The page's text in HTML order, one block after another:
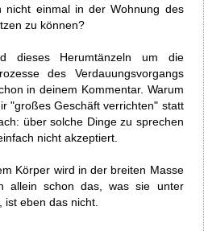
nicht einmal in der Wohnung des
zu können?
dieses Herumtänzeln um die
des Verdauungsvorgangs
in deinem Kommentar. Warum
"großes Geschäft verrichten" statt
über solche Dinge zu sprechen
nicht akzeptiert.
Körper wird in der breiten Masse
allein schon das, was sie unter
eben das nicht.